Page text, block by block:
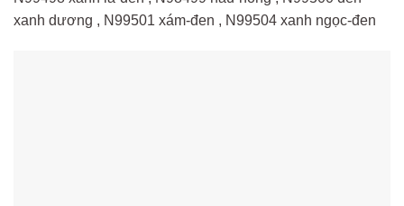
xanh dương , N99501 xám-đen , N99504 xanh ngọc-đen